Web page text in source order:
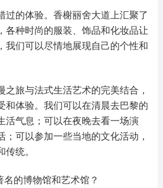
过的体验。香榭丽舍大道上汇聚了
各种时尚的服装、饰品和化妆品让
我们可以尽情地展现自己的个性和
旅与法式生活艺术的完美结合，
和体验。我们可以在清晨去巴黎的
活气息；可以在夜晚去看一场演
；可以参加一些当地的文化活动，
统。
的博物馆和艺术馆？